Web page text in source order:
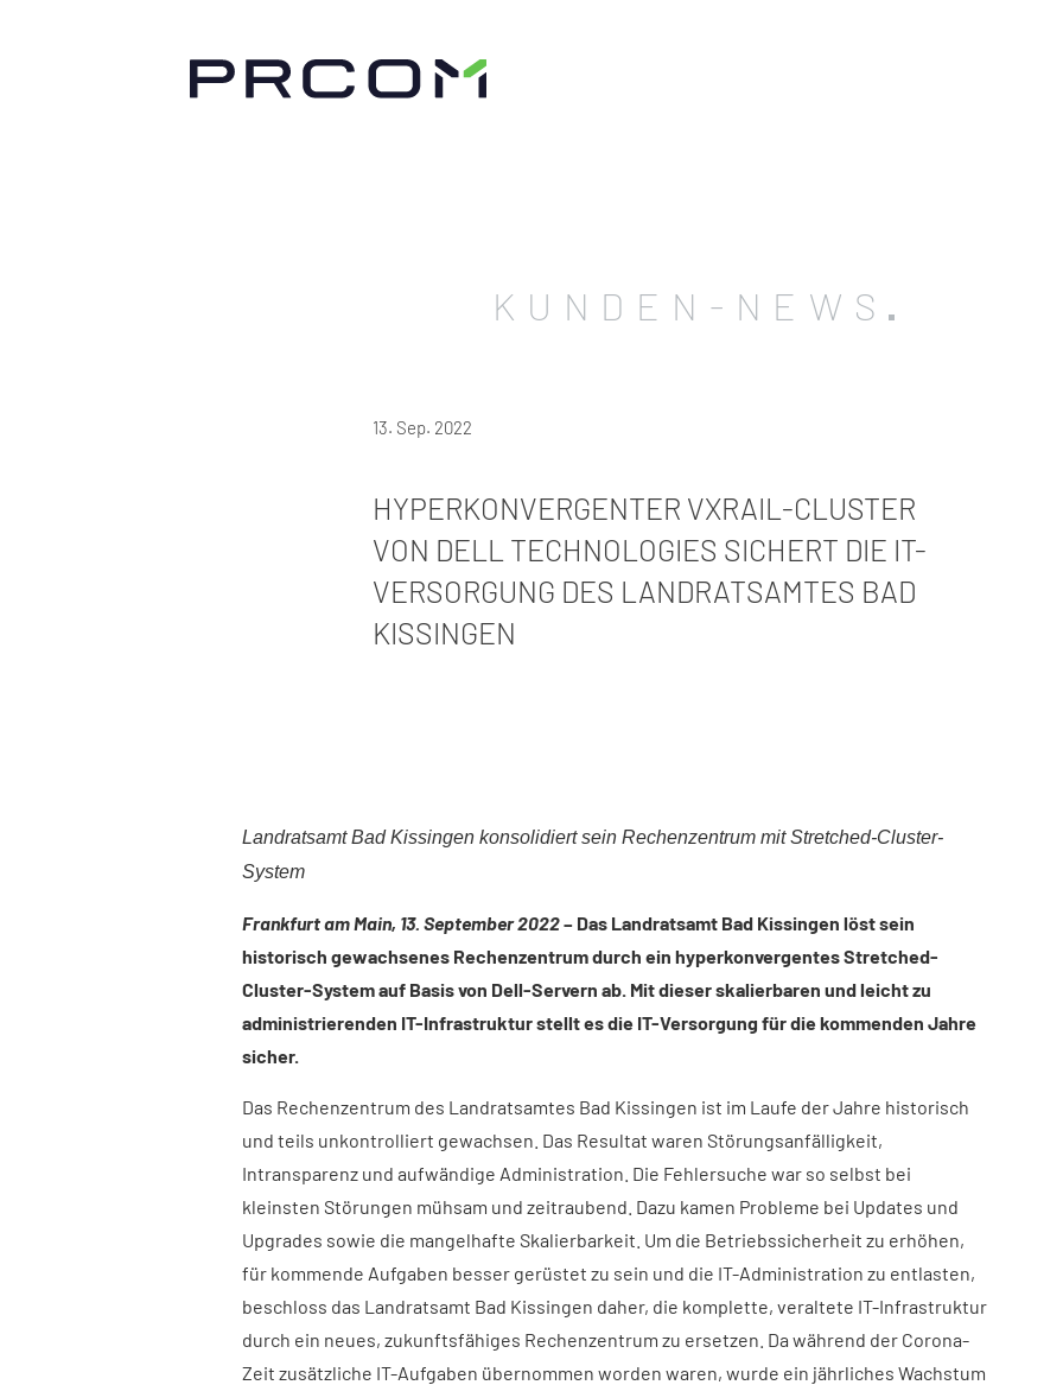
KUNDEN-NEWS
13. Sep. 2022
HYPERKONVERGENTER VXRAIL-CLUSTER
VON DELL TECHNOLOGIES SICHERT DIE IT-
VERSORGUNG DES LANDRATSAMTES BAD
KISSINGEN
Landratsamt Bad Kissingen konsolidiert sein Rechenzentrum mit Stretched-Cluster-
System
Frankfurt am Main, 13. September 2022– Das Landratsamt Bad Kissingen löst sein
historisch gewachsenes Rechenzentrum durch ein hyperkonvergentes Stretched-
Cluster-System auf Basis von Dell-Servern ab. Mit dieser skalierbaren und leicht zu
administrierenden IT-Infrastruktur stellt es die IT-Versorgung für die kommenden Jahre
sicher.
Das Rechenzentrum des Landratsamtes Bad Kissingen ist im Laufe der Jahre historisch
und teils unkontrolliert gewachsen. Das Resultat waren Störungsanfälligkeit,
Intransparenz und aufwändige Administration. Die Fehlersuche war so selbst bei
kleinsten Störungen mühsam und zeitraubend. Dazu kamen Probleme bei Updates und
Upgrades sowie die mangelhafte Skalierbarkeit. Um die Betriebssicherheit zu erhöhen,
für kommende Aufgaben besser gerüstet zu sein und die IT-Administration zu entlasten,
beschloss das Landratsamt Bad Kissingen daher, die komplette, veraltete IT-Infrastruktur
durch ein neues, zukunftsfähiges Rechenzentrum zu ersetzen. Da während der Corona-
Zeit zusätzliche IT-Aufgaben übernommen worden waren, wurde ein jährliches Wachstum